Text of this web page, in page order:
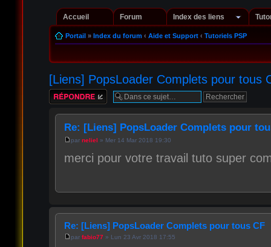
Accueil Forum Index des liens
Portail» Index du forum ‹ Aide et Support ‹ Tutoriels PSP
[Liens] PopsLoader Complets pour tous
Répondre
Re: [Liens] PopsLoader Complets pour
par neliel » Mer 14 Mar 2018 19:30
merci pour votre travail tuto super
Re: [Liens] PopsLoader Complets pour tous CF
par fabio77» Lun 23 Avr 2018 17:55